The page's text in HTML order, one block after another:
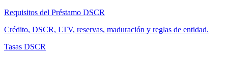
Requisitos del Préstamo DSCR
Crédito, DSCR, LTV, reservas, maduración y reglas de entidad.
Tasas DSCR